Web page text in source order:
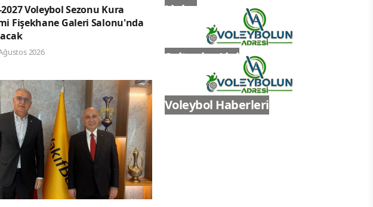
2027 Voleybol Sezonu Kura
Fişekhane Galeri Salonu'nda
2026
Ligler
Sultanlar Ligi
Voleybol Haberleri